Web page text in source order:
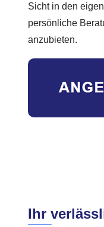
Sicht in den
persönliche
anzubieten.
Ihr